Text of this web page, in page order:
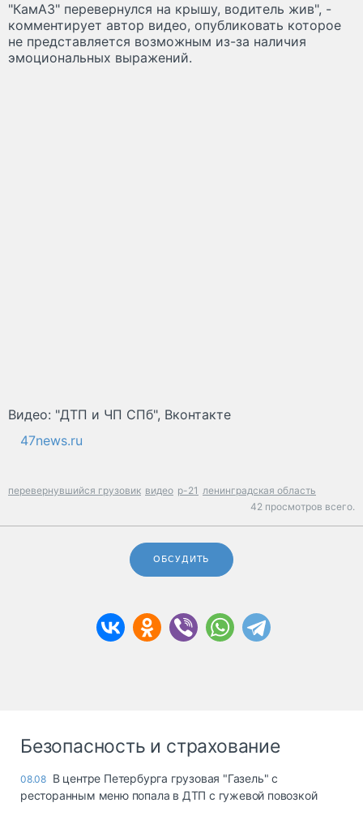
"КамАЗ" перевернулся на крышу, водитель жив", -
комментирует автор видео, опубликовать которое
не представляется возможным из-за наличия
эмоциональных выражений.
Видео: "ДТП и ЧП СПб", Вконтакте
47news.ru
перевернувшийся грузовик видео р-21 ленинградская область
42 просмотров всего.
ОБСУДИТЬ
Безопасность и страхование
08.08 В центре Петербурга грузовая "Газель" с
ресторанным меню попала в ДТП с гужевой повозкой